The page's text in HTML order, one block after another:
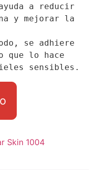
a reducir
y mejorar la
se adhiere
que lo hace
sensibles.
Skin 1004